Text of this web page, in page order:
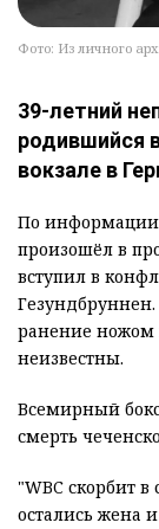
Фото: Из личного
39-летний
родившийся
вокзале в
По информации
произошёл в
вступил в
ранение ножом
неизвестны.
Всемирный
смерть
"WBC скорбит
остались жена